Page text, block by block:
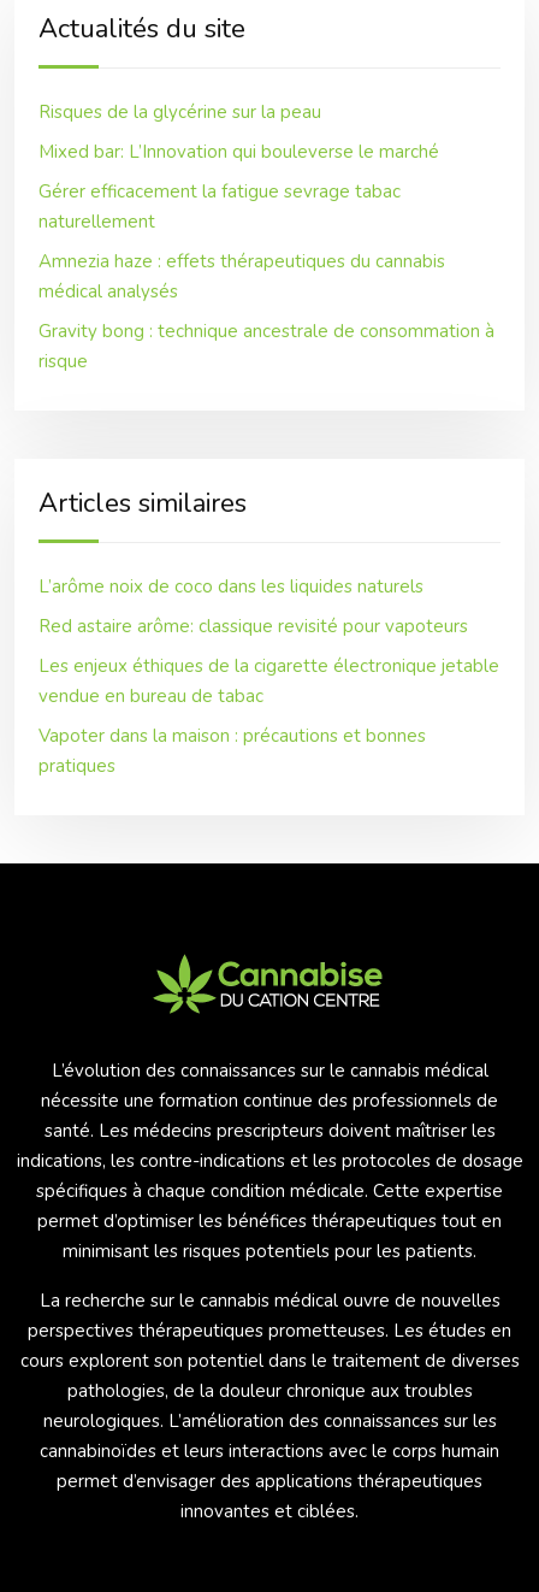
Actualités du site
Risques de la glycérine sur la peau
Mixed bar: L’Innovation qui bouleverse le marché
Gérer efficacement la fatigue sevrage tabac
naturellement
Amnezia haze : effets thérapeutiques du cannabis
médical analysés
Gravity bong : technique ancestrale de consommation à
risque
Articles similaires
L’arôme noix de coco dans les liquides naturels
Red astaire arôme: classique revisité pour vapoteurs
Les enjeux éthiques de la cigarette électronique jetable
vendue en bureau de tabac
Vapoter dans la maison : précautions et bonnes
pratiques
L’évolution des connaissances sur le cannabis médical
nécessite une formation continue des professionnels de
santé. Les médecins prescripteurs doivent maîtriser les
indications, les contre-indications et les protocoles de dosage
spécifiques à chaque condition médicale. Cette expertise
permet d’optimiser les bénéfices thérapeutiques tout en
minimisant les risques potentiels pour les patients.
La recherche sur le cannabis médical ouvre de nouvelles
perspectives thérapeutiques prometteuses. Les études en
cours explorent son potentiel dans le traitement de diverses
pathologies, de la douleur chronique aux troubles
neurologiques. L’amélioration des connaissances sur les
cannabinoïdes et leurs interactions avec le corps humain
permet d’envisager des applications thérapeutiques
innovantes et ciblées.